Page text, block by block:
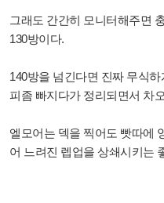
그래도 간간히 모니터해주면
130방이다.
140방을 넘긴다면 진짜 무식
피좀 빠지다가 정리되면서 차
엘모어는 덱을 찍어도 빳따에
어 느려진 렙업을 상쇄시키는